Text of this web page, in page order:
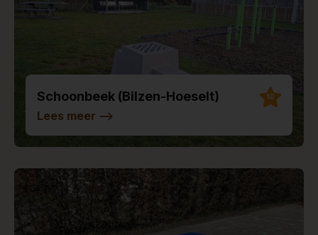
Schoonbeek (Bilzen-Hoeselt) 10
Lees meer -->